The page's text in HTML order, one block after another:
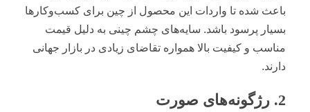
باعث شده تا واردات این محصول از چین برای کسب‌وکارها
بسیار پرسود باشد. سایه‌های چشم چینی به دلیل قیمت
مناسب و کیفیت بالا همواره تقاضای زیادی در بازار جهانی
دارند.
2. رژگونه‌های صورت